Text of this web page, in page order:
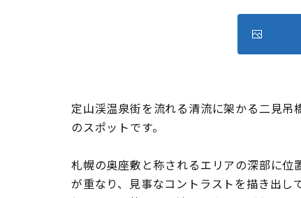
定山渓温泉街を流れる清流に架かる二見
のスポットです。
札幌の奥座敷と称されるエリアの深部に
が重なり、見事なコントラストを描き出し